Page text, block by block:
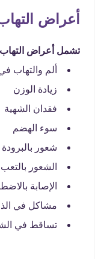
أعراض
تشمل أعراض التهاب
ألم والتهاب
زيادة الوزن
فقدان الشهية
سوء الهضم
شعور بالبرودة
الشعور
الإصابة
مشاكل في
تساقط في